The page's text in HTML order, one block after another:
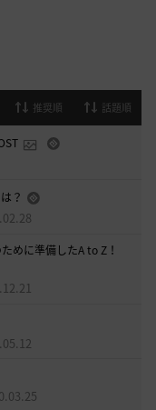
推奨順 話題順
？
めに準備したA to Z！